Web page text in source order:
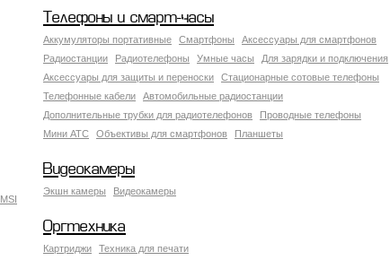
Телефоны и смарт-часы
Аккумуляторы портативные Смартфоны
Аксессуары для смартфонов
Радиостанции
Радиотелефоны Умные часы
Для зарядки и подключения
Аксессуары для защиты и переноски
Стационарные сотовые телефоны
Телефонные кабели
Автомобильные радиостанции
Дополнительные трубки для радиотелефонов
Проводные телефоны
Мини АТС
Объективы для смартфонов Планшеты
Видеокамеры
Экшн камеры Видеокамеры
MSI
Оргтехника
Картриджи Техника для печати